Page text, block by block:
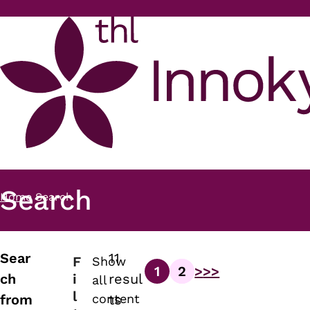
Breadcrumb
Home Search
Search
Sear
ch
from
F
i
l
Show
all
content
11
resul
ts
Pagination
Page
1
Page
2 >>>